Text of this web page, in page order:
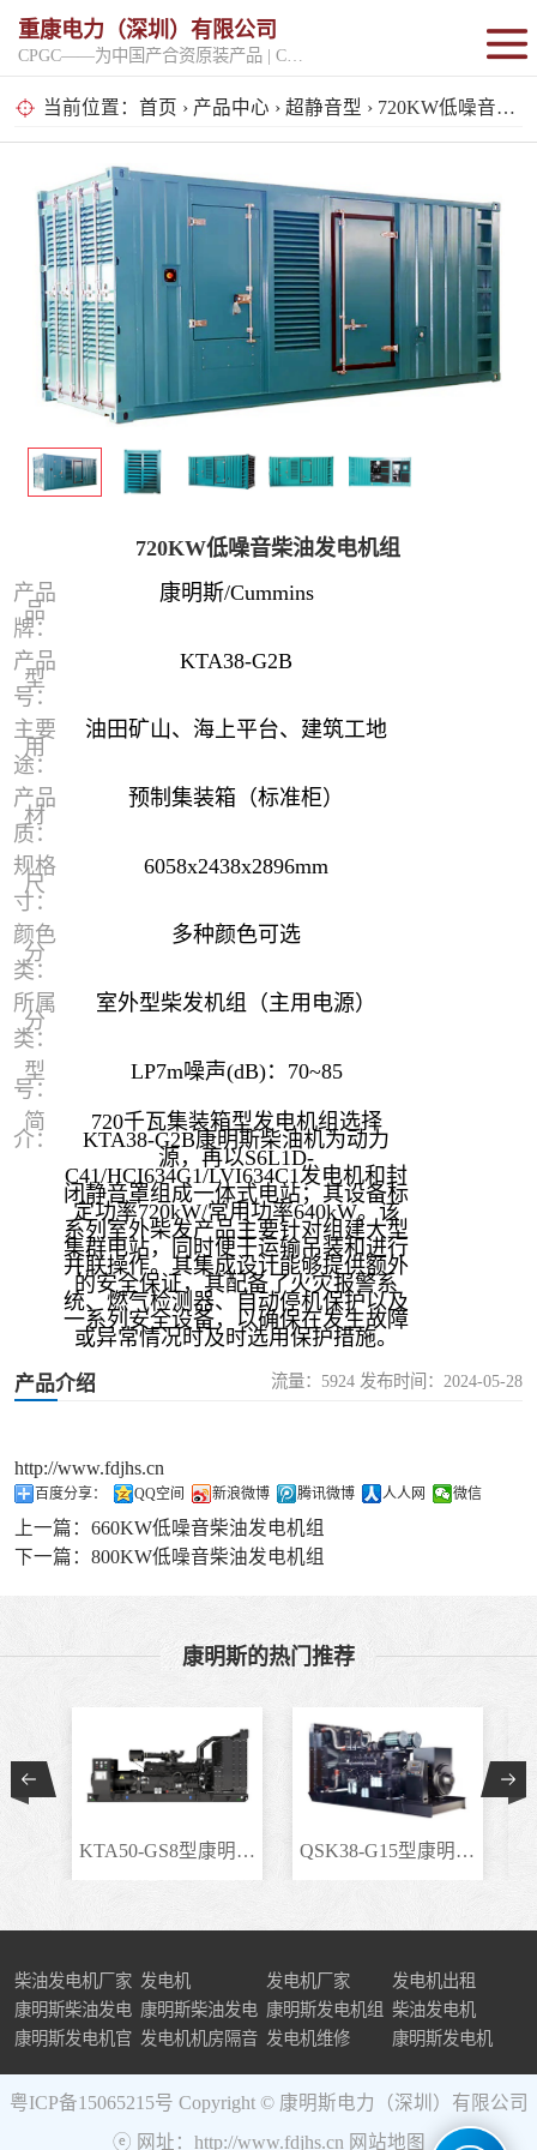
重康电力（深圳）有限公司
当前位置： 首页 › 产品中心 › 超静音型 › 720KW低噪音柴油发电机组
720KW低噪音柴油发电机组
产品
品
牌：
康明斯/Cummins
产品
型
号：
KTA38-G2B
主要
用
途：
油田矿山、海上平台、建筑工地
产品
材
质：
预制集装箱（标准柜）
规格
尺
寸：
6058x2438x2896mm
颜色
分
类：
多种颜色可选
所属
分
类：
室外型柴发机组（主用电源）
型
号：
LP7m噪声(dB)：70~85
简
介：
720千瓦集装箱型发电机组选择
KTA38-G2B康明斯柴油机为动力
源，再以S6L1D-
C41/HCI634G1/LVI634C1发电机和封
闭静音罩组成一体式电站；其设备标
定功率720kW/常用功率640kW。该
系列室外柴发产品主要针对组建大型
集群电站，同时便于运输吊装和进行
并联操作。其集成设计能够提供额外
的安全保证，其配备了火灾报警系
统、燃气检测器、自动停机保护以及
一系列安全设备，以确保在发生故障
或异常情况时及时选用保护措施。
产品介绍 流量：5924 发布时间：2024-05-28
http://www.fdjhs.cn
百度分享： QQ空间 新浪微博 腾讯微博 人人网 微信
上一篇： 660KW低噪音柴油发电机组
下一篇： 800KW低噪音柴油发电机组
康明斯的热门推荐
KTA50-GS8型康明斯柴.. QSK38-G15型康明斯柴..
柴油发电机厂家 发电机 发电机厂家
发电机出租
康明斯柴油发电
机组
康明斯柴油发电
机
康明斯发电机组 柴油发电机
康明斯发电机官 发电机机房隔音 发电机维修 康明斯发电机
粤ICP备15065215号 Copyright © 康明斯电力（深圳）有限公司
ⓔ 网址：http://www.fdjhs.cn 网站地图
固定开架式
移动电站